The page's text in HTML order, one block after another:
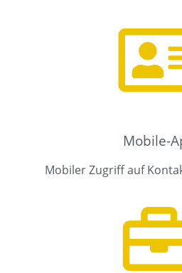
Mobile-
Mobiler Zugriff auf